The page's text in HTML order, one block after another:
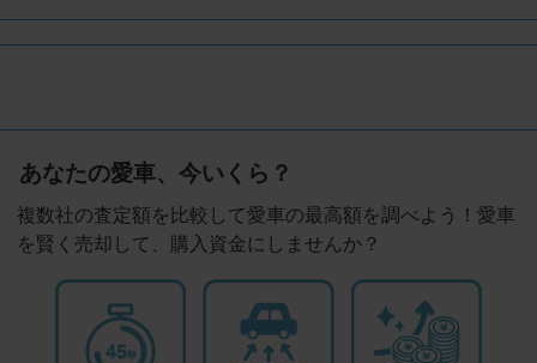
あなたの愛車、今いくら？
複数社の査定額を比較して愛車の最高額を調べよう！愛車
を賢く売却して、購入資金にしませんか？